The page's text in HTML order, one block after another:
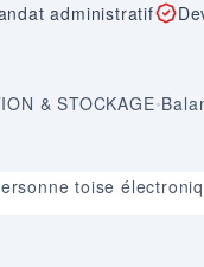
administratif
& STOCKAGE•
toise